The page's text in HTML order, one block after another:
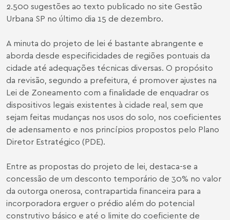
2.500 sugestões ao texto publicado no site Gestão
Urbana SP no último dia 15 de dezembro.
A minuta do projeto de lei é bastante abrangente e
aborda desde especificidades de regiões pontuais da
cidade até adequações técnicas diversas. O propósito
da revisão, segundo a prefeitura, é promover ajustes na
Lei de Zoneamento com a finalidade de enquadrar os
dispositivos legais existentes à cidade real, sem que
sejam feitas mudanças nos usos do solo, nos coeficientes
de adensamento e nos princípios propostos pelo Plano
Diretor Estratégico (PDE).
Entre as propostas do projeto de lei, destaca-se a
concessão de um desconto temporário de 30% no valor
da outorga onerosa, contrapartida financeira para a
incorporadora erguer o prédio além do potencial
construtivo básico e até o limite do coeficiente de